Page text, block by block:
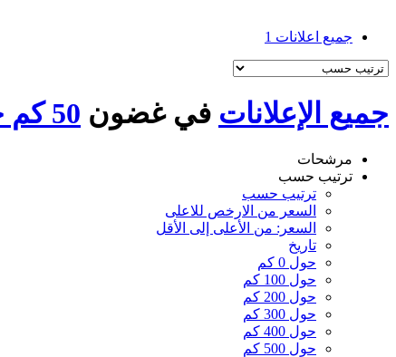
جميع اعلانات 1
جميع الإعلانات في غضون 50 كم حول دكرنس
مرشحات
ترتيب حسب
ترتيب حسب
السعر من الارخص للاعلى
السعر: من الأعلى إلى الأقل
تاريخ
حول 0 كم
حول 100 كم
حول 200 كم
حول 300 كم
حول 400 كم
حول 500 كم